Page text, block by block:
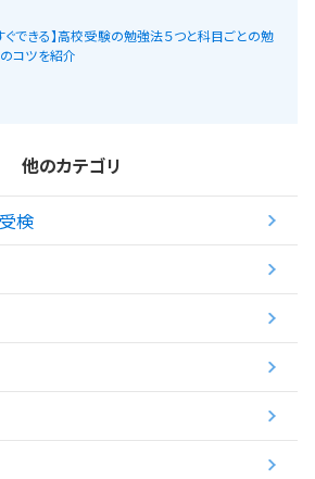
ぐできる】高校受験の勉強法５つと科目ごとの勉
コツを紹介
他のカテゴリ
検